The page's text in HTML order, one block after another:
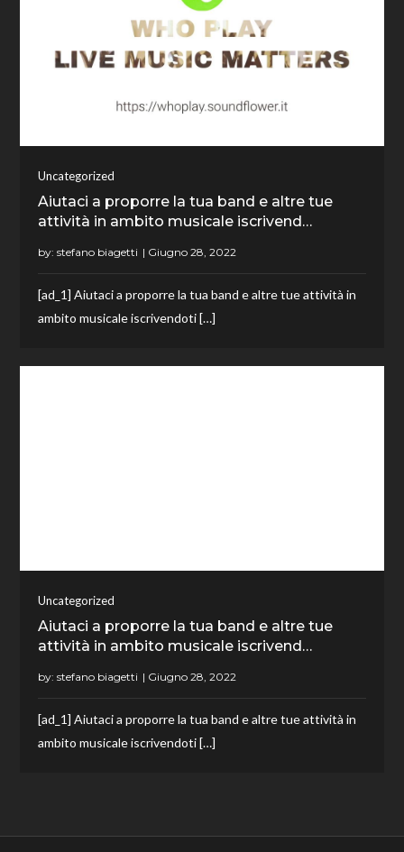
Uncategorized
Aiutaci a proporre la tua band e altre tue
attività in ambito musicale iscrivend…
by:stefano biagetti
[ad_1] Aiutaci a proporre la tua band e altre tue attività in
ambito musicale iscrivendoti […]
Uncategorized
Aiutaci a proporre la tua band e altre tue
attività in ambito musicale iscrivend…
by:stefano biagetti
[ad_1] Aiutaci a proporre la tua band e altre tue attività in
ambito musicale iscrivendoti […]